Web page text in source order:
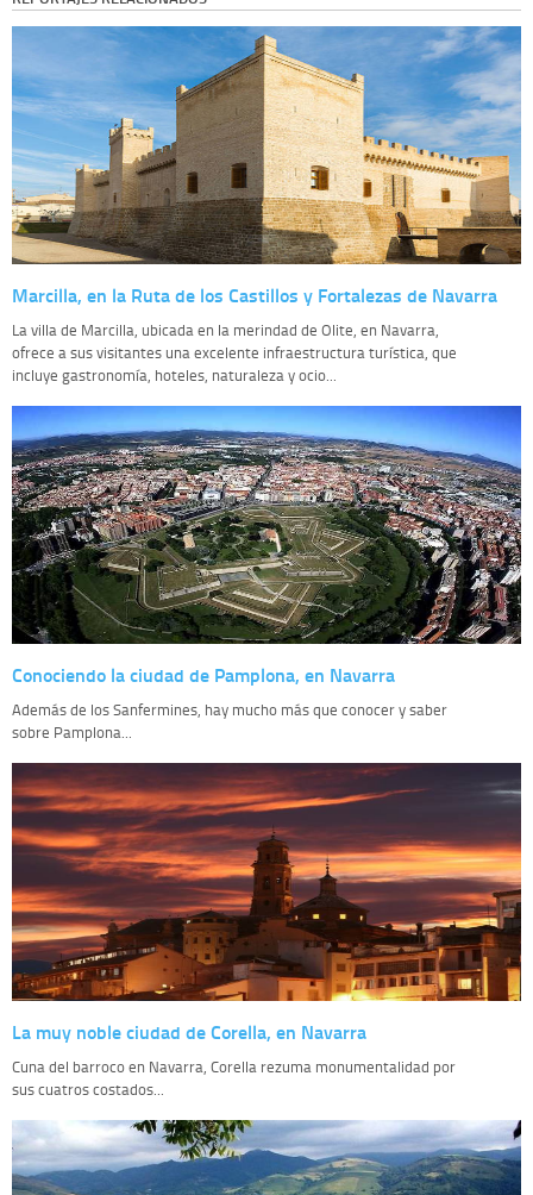
Marcilla, en la Ruta de los Castillos y Fortalezas de Navarra
La villa de Marcilla, ubicada en la merindad de Olite, en Navarra,
ofrece a sus visitantes una excelente infraestructura turística, que
incluye gastronomía, hoteles, naturaleza y ocio...
Conociendo la ciudad de Pamplona, en Navarra
Además de los Sanfermines, hay mucho más que conocer y saber
sobre Pamplona...
La muy noble ciudad de Corella, en Navarra
Cuna del barroco en Navarra, Corella rezuma monumentalidad por
sus cuatros costados...